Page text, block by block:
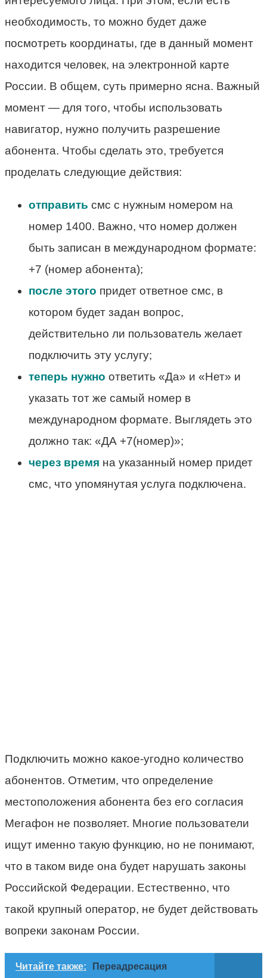
необходимость, то можно будет даже
посмотреть координаты, где в данный момент
находится человек, на электронной карте
России. В общем, суть примерно ясна. Важный
момент — для того, чтобы использовать
навигатор, нужно получить разрешение
абонента. Чтобы сделать это, требуется
проделать следующие действия:
отправить смс с нужным номером на
номер 1400. Важно, что номер должен
быть записан в международном формате:
+7 (номер абонента);
после этого придет ответное смс, в
котором будет задан вопрос,
действительно ли пользователь желает
подключить эту услугу;
теперь нужно ответить «Да» и «Нет» и
указать тот же самый номер в
международном формате. Выглядеть это
должно так: «ДА +7(номер)»;
через время на указанный номер придет
смс, что упомянутая услуга подключена.
Подключить можно какое-угодно количество
абонентов. Отметим, что определение
местоположения абонента без его согласия
Мегафон не позволяет. Многие пользователи
ищут именно такую функцию, но не понимают,
что в таком виде она будет нарушать законы
Российской Федерации. Естественно, что
такой крупный оператор, не будет действовать
вопреки законам России.
Читайте также: Переадресация